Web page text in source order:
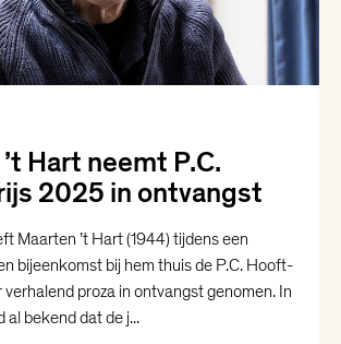
Hart neemt P.C.
2025 in ontvangst
Maarten ’t Hart (1944) tijdens een
bijeenkomst bij hem thuis de P.C. Hooft-
proza in ontvangst genomen. In
bekend dat de j...